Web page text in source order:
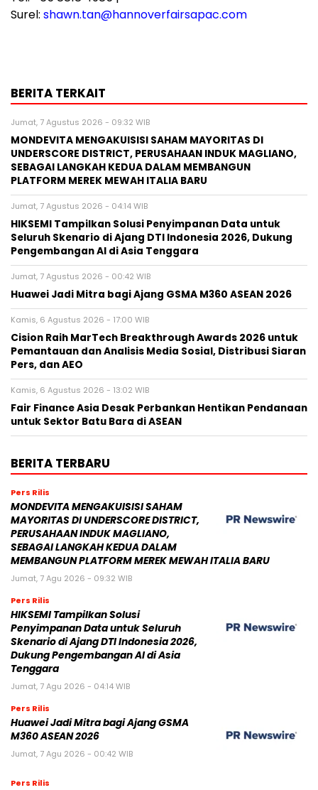
Surel: shawn.tan@hannoverfairsapac.com
BERITA TERKAIT
Jumat, 7 Agustus 2026 - 09:32 WIB
MONDEVITA MENGAKUISISI SAHAM MAYORITAS DI
UNDERSCORE DISTRICT, PERUSAHAAN INDUK MAGLIANO,
SEBAGAI LANGKAH KEDUA DALAM MEMBANGUN
PLATFORM MEREK MEWAH ITALIA BARU
Jumat, 7 Agustus 2026 - 04:14 WIB
HIKSEMI Tampilkan Solusi Penyimpanan Data untuk
Seluruh Skenario di Ajang DTI Indonesia 2026, Dukung
Pengembangan AI di Asia Tenggara
Jumat, 7 Agustus 2026 - 00:42 WIB
Huawei Jadi Mitra bagi Ajang GSMA M360 ASEAN 2026
Kamis, 6 Agustus 2026 - 17:00 WIB
Cision Raih MarTech Breakthrough Awards 2026 untuk
Pemantauan dan Analisis Media Sosial, Distribusi Siaran
Pers, dan AEO
Kamis, 6 Agustus 2026 - 13:02 WIB
Fair Finance Asia Desak Perbankan Hentikan Pendanaan
untuk Sektor Batu Bara di ASEAN
BERITA TERBARU
Pers Rilis
MONDEVITA MENGAKUISISI SAHAM
MAYORITAS DI UNDERSCORE DISTRICT,
PERUSAHAAN INDUK MAGLIANO,
SEBAGAI LANGKAH KEDUA DALAM
MEMBANGUN PLATFORM MEREK MEWAH ITALIA BARU
Jumat, 7 Agu 2026 - 09:32 WIB
Pers Rilis
HIKSEMI Tampilkan Solusi
Penyimpanan Data untuk Seluruh
Skenario di Ajang DTI Indonesia 2026,
Dukung Pengembangan AI di Asia
Tenggara
Jumat, 7 Agu 2026 - 04:14 WIB
Pers Rilis
Huawei Jadi Mitra bagi Ajang GSMA
M360 ASEAN 2026
Jumat, 7 Agu 2026 - 00:42 WIB
Pers Rilis